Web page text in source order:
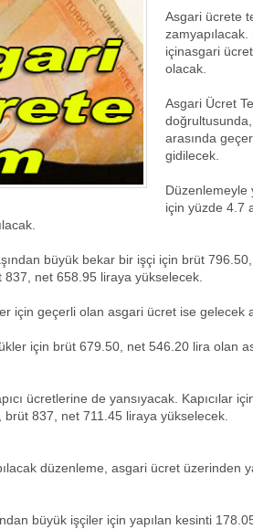
Asgari ücrete
içinasgari
olacak.
Asgari Ücret
arasında
gidilecek.
Düzenlemeyle
için yüzde 4.7
büyük bekar bir işçi için brüt
net 658.95 liraya yükselecek.
için geçerli olan asgari ücret ise gelecek
için brüt 679.50, net 546.20 lira olan
ücretlerine de yansıyacak. Kapıcılar
837, net 711.45 liraya yükselecek.
düzenleme, asgari ücret üzerinden
büyük işçiler için yapılan kesinti